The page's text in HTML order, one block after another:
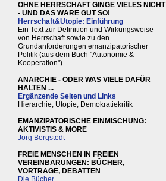
OHNE HERRSCHAFT GINGE VIELES NICHT
- UND DAS WÄRE GUT SO!
Herrschaft&Utopie: Einführung
Ein Text zur Definition und Wirkungsweise
von Herrschaft sowie zu den
Grundanforderungen emanzipatorischer
Politik (aus dem Buch "Autonomie &
Kooperation").
ANARCHIE - ODER WAS VIELE DAFÜR
HALTEN ...
Ergänzende Seiten und Links
Hierarchie, Utopie, Demokratiekritik
EMANZIPATORISCHE EINMISCHUNG:
AKTIVISTIS & MORE
Jörg Bergstedt
FREIE MENSCHEN IN FREIEN
VEREINBARUNGEN: BÜCHER,
VORTRAGE, DEBATTEN